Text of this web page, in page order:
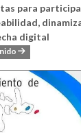
para
digital